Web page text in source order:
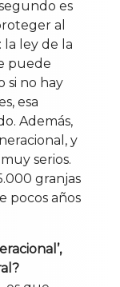
es
al
ley de la
puede
si no hay
esa
Además,
y
serios.
granjas
pocos años